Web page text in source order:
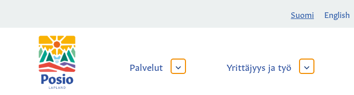
Suomi English
Kaupungin
logo
Palvelut
AVAA
Yrittäjyys ja työ
AVAA